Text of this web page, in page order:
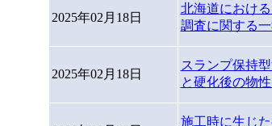
2025年02月18日
北海道におけ
調査に関する一
2025年02月18日
スランプ保持
と硬化後の物
施工時に生じ